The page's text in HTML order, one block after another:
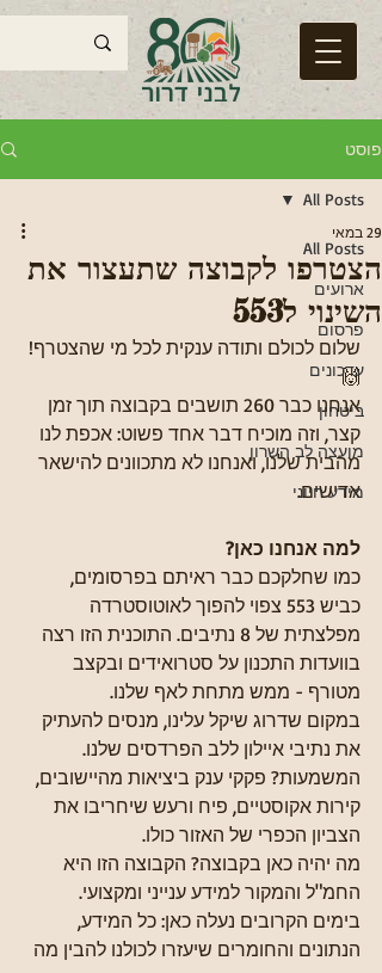
פוסט
All Posts
ארועים
פרסום
עדכונים
ביטחון
מועצה לב השרון
מידע חיוני
All Posts
הצטרפו לקבוצה שתעצור את
השינוי ל553
29 במאי
שלום לכולם ותודה ענקית לכל מי שהצטרף!
🙌
אנחנו כבר 260 תושבים בקבוצה תוך זמן
קצר, וזה מוכיח דבר אחד פשוט: אכפת לנו
מהבית שלנו, ואנחנו לא מתכוונים להישאר
אדישים.
למה אנחנו כאן?
כמו שחלקכם כבר ראיתם בפרסומים,
כביש 553 צפוי להפוך לאוטוסטרדה
מפלצתית של 8 נתיבים. התוכנית הזו רצה
בוועדות התכנון על סטרואידים ובקצב
מטורף - ממש מתחת לאף שלנו.
במקום שדרוג שיקל עלינו, מנסים להעתיק
את נתיבי איילון ללב הפרדסים שלנו.
המשמעות? פקקי ענק ביציאות מהיישובים,
קירות אקוסטיים, פיח ורעש שיחריבו את
הצביון הכפרי של האזור כולו.
מה יהיה כאן בקבוצה? הקבוצה הזו היא
החמ"ל והמקור למידע ענייני ומקצועי.
בימים הקרובים נעלה כאן: כל המידע,
הנתונים והחומרים שיעזרו לכולנו להבין מה